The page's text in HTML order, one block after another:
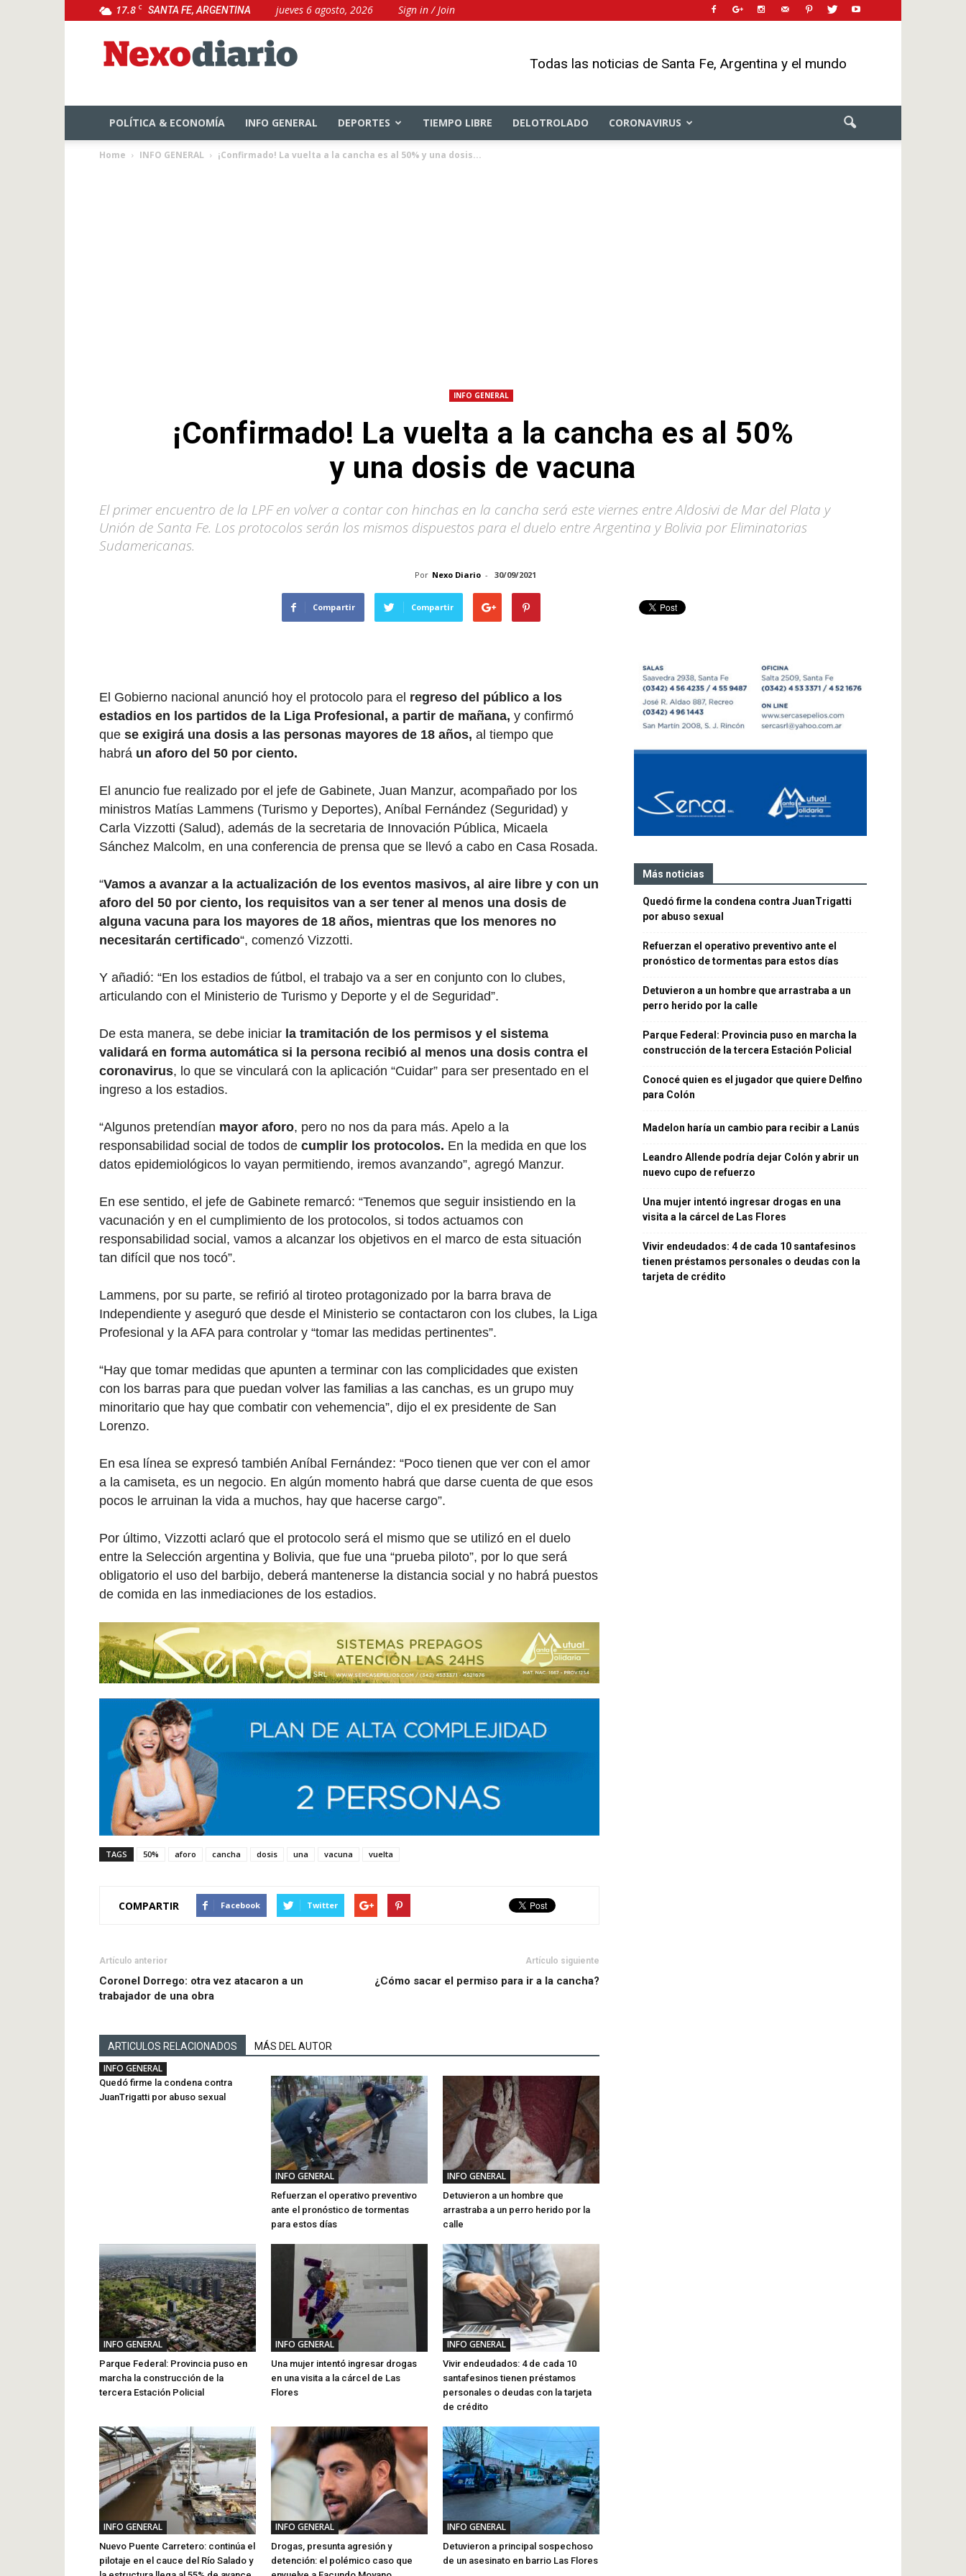
17.8 C SANTA FE, ARGENTINA jueves 6 agosto, 2026
Sign in / Join
Todas las noticias de Santa Fe, Argentina y el mundo
POLÍTICA & ECONOMÍA INFO GENERAL DEPORTES TIEMPO LIBRE DELOTROLADO CORONAVIRUS
Home INFO GENERAL ¡Confirmado! La vuelta a la cancha es al 50% y una dosis...
INFO GENERAL
¡Confirmado! La vuelta a la cancha es al 50%
y una dosis de vacuna
El primer encuentro de la LPF en volver a contar con hinchas en la cancha será este viernes entre Aldosivi de Mar del Plata y
Unión de Santa Fe. Los protocolos serán los mismos dispuestos para el duelo entre Argentina y Bolivia por Eliminatorias
Sudamericanas.
Por Nexo Diario - 30/09/2021
Compartir Compartir
El Gobierno nacional anunció hoy el protocolo para el regreso del público a los
estadios en los partidos de la Liga Profesional, a partir de mañana, y confirmó
que se exigirá una dosis a las personas mayores de 18 años, al tiempo que
habrá un aforo del 50 por ciento.
El anuncio fue realizado por el jefe de Gabinete, Juan Manzur, acompañado por los
ministros Matías Lammens (Turismo y Deportes), Aníbal Fernández (Seguridad) y
Carla Vizzotti (Salud), además de la secretaria de Innovación Pública, Micaela
Sánchez Malcolm, en una conferencia de prensa que se llevó a cabo en Casa Rosada.
“Vamos a avanzar a la actualización de los eventos masivos, al aire libre y con un
aforo del 50 por ciento, los requisitos van a ser tener al menos una dosis de
alguna vacuna para los mayores de 18 años, mientras que los menores no
necesitarán certificado“, comenzó Vizzotti.
Y añadió: “En los estadios de fútbol, el trabajo va a ser en conjunto con lo clubes,
articulando con el Ministerio de Turismo y Deporte y el de Seguridad”.
De esta manera, se debe iniciar la tramitación de los permisos y el sistema
validará en forma automática si la persona recibió al menos una dosis contra el
coronavirus, lo que se vinculará con la aplicación “Cuidar” para ser presentado en el
ingreso a los estadios.
“Algunos pretendían mayor aforo, pero no nos da para más. Apelo a la
responsabilidad social de todos de cumplir los protocolos. En la medida en que los
datos epidemiológicos lo vayan permitiendo, iremos avanzando”, agregó Manzur.
En ese sentido, el jefe de Gabinete remarcó: “Tenemos que seguir insistiendo en la
vacunación y en el cumplimiento de los protocolos, si todos actuamos con
responsabilidad social, vamos a alcanzar los objetivos en el marco de esta situación
tan difícil que nos tocó”.
Lammens, por su parte, se refirió al tiroteo protagonizado por la barra brava de
Independiente y aseguró que desde el Ministerio se contactaron con los clubes, la Liga
Profesional y la AFA para controlar y “tomar las medidas pertinentes”.
“Hay que tomar medidas que apunten a terminar con las complicidades que existen
con los barras para que puedan volver las familias a las canchas, es un grupo muy
minoritario que hay que combatir con vehemencia”, dijo el ex presidente de San
Lorenzo.
En esa línea se expresó también Aníbal Fernández: “Poco tienen que ver con el amor
a la camiseta, es un negocio. En algún momento habrá que darse cuenta de que esos
pocos le arruinan la vida a muchos, hay que hacerse cargo”.
Por último, Vizzotti aclaró que el protocolo será el mismo que se utilizó en el duelo
entre la Selección argentina y Bolivia, que fue una “prueba piloto”, por lo que será
obligatorio el uso del barbijo, deberá mantenerse la distancia social y no habrá puestos
de comida en las inmediaciones de los estadios.
TAGS 50% aforo cancha dosis una vacuna vuelta
COMPARTIR Facebook Twitter
Artículo anterior
Coronel Dorrego: otra vez atacaron a un
trabajador de una obra
Artículo siguiente
¿Cómo sacar el permiso para ir a la cancha?
ARTICULOS RELACIONADOS MÁS DEL AUTOR
INFO GENERAL
Quedó firme la condena contra
JuanTrigatti por abuso sexual
INFO GENERAL
Refuerzan el operativo preventivo
ante el pronóstico de tormentas
para estos días
INFO GENERAL
Detuvieron a un hombre que
arrastraba a un perro herido por la
calle
INFO GENERAL
Parque Federal: Provincia puso en
marcha la construcción de la
tercera Estación Policial
INFO GENERAL
Una mujer intentó ingresar drogas
en una visita a la cárcel de Las
Flores
INFO GENERAL
Vivir endeudados: 4 de cada 10
santafesinos tienen préstamos
personales o deudas con la tarjeta
de crédito
INFO GENERAL
Nuevo Puente Carretero: continúa el
pilotaje en el cauce del Río Salado y
INFO GENERAL
Drogas, presunta agresión y
detención: el polémico caso que
INFO GENERAL
Detuvieron a principal sospechoso
de un asesinato en barrio Las Flores
Más noticias
Quedó firme la condena contra JuanTrigatti
por abuso sexual
Refuerzan el operativo preventivo ante el
pronóstico de tormentas para estos días
Detuvieron a un hombre que arrastraba a un
perro herido por la calle
Parque Federal: Provincia puso en marcha la
construcción de la tercera Estación Policial
Conocé quien es el jugador que quiere Delfino
para Colón
Madelon haría un cambio para recibir a Lanús
Leandro Allende podría dejar Colón y abrir un
nuevo cupo de refuerzo
Una mujer intentó ingresar drogas en una
visita a la cárcel de Las Flores
Vivir endeudados: 4 de cada 10 santafesinos
tienen préstamos personales o deudas con la
tarjeta de crédito